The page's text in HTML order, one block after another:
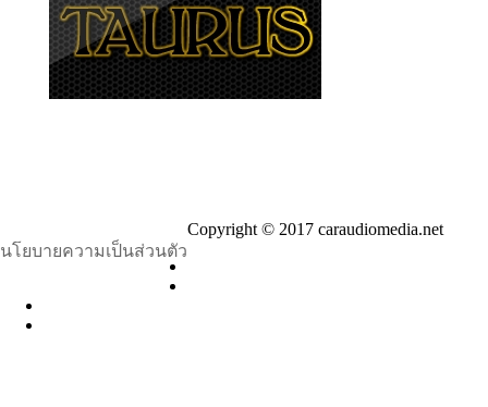
นโยบายความเป็นส่วนตัว
Copyright © 2017 caraudiomedia.net